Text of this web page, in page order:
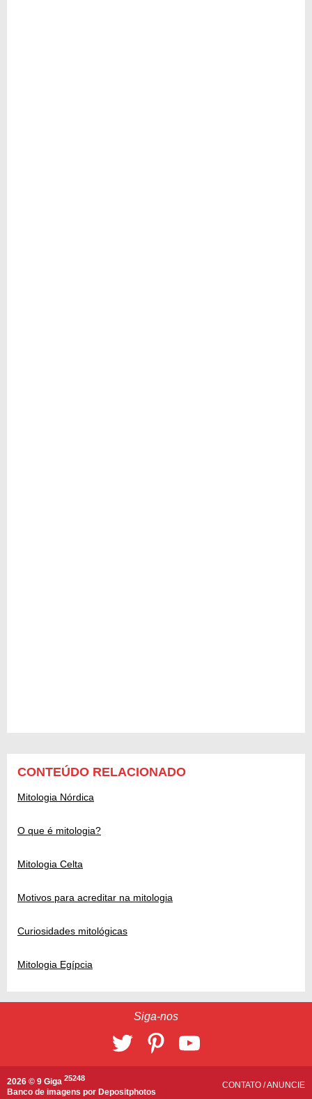
CONTEÚDO RELACIONADO
Mitologia Nórdica
O que é mitologia?
Mitologia Celta
Motivos para acreditar na mitologia
Curiosidades mitológicas
Mitologia Egípcia
Siga-nos
2026 © 9 Giga 25248
Banco de imagens por Depositphotos
CONTATO /ANUNCIE